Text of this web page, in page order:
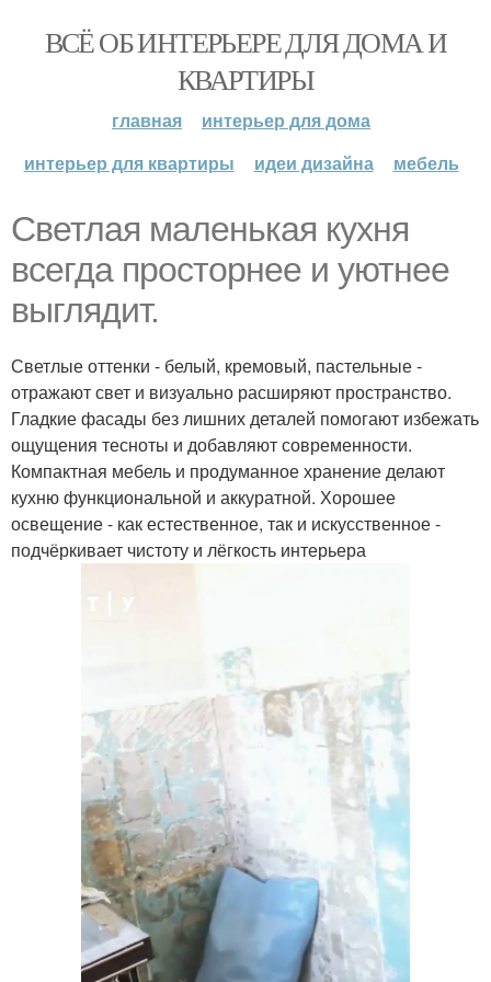
ВСЁ ОБ ИНТЕРЬЕРЕ ДЛЯ ДОМА И
КВАРТИРЫ
главная
интерьер для дома
интерьер для квартиры
идеи дизайна мебель
Светлая маленькая кухня
всегда просторнее и уютнее
выглядит.
Светлые оттенки - белый, кремовый, пастельные -
отражают свет и визуально расширяют пространство.
Гладкие фасады без лишних деталей помогают избежать
ощущения тесноты и добавляют современности.
Компактная мебель и продуманное хранение делают
кухню функциональной и аккуратной. Хорошее
освещение - как естественное, так и искусственное -
подчёркивает чистоту и лёгкость интерьера